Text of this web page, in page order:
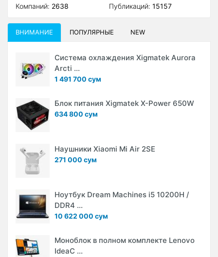
Компаний: 2638
Публикаций: 15157
ВНИМАНИЕ ПОПУЛЯРНЫЕ NEW
Система охлаждения Xigmatek Aurora
Arcti ...
1 491 700 сум
Блок питания Xigmatek X-Power 650W
634 800 сум
Наушники Xiaomi Mi Air 2SE
271 000 сум
Ноутбук Dream Machines i5 10200H /
DDR4 ...
10 622 000 сум
Моноблок в полном комплекте Lenovo
IdeaC ...